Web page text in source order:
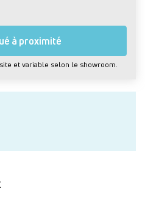
à proximité
et variable selon le showroom.